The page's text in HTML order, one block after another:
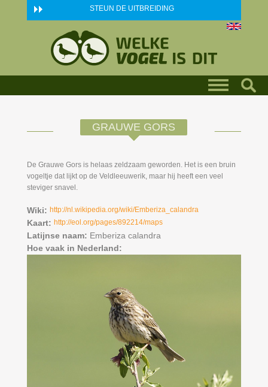
Skip to main content STEUN DE UITBREIDING
GRAUWE GORS
De Grauwe Gors is helaas zeldzaam geworden. Het is een bruin
vogeltje dat lijkt op de Veldleeuwerik, maar hij heeft een veel
steviger snavel.
Wiki: http://nl.wikipedia.org/wiki/Emberiza_calandra
Kaart: http://eol.org/pages/892214/maps
Latijnse naam: Emberiza calandra
Hoe vaak in Nederland: